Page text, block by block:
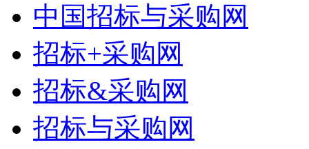
中国招标与采购网
招标+采购网
招标&采购网
招标与采购网